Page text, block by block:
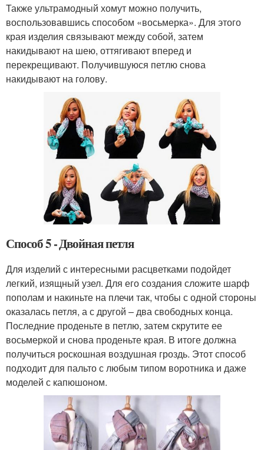
Также ультрамодный хомут можно получить,
воспользовавшись способом «восьмерка». Для этого
края изделия связывают между собой, затем
накидывают на шею, оттягивают вперед и
перекрещивают. Получившуюся петлю снова
накидывают на голову.
Способ 5 - Двойная петля
Для изделий с интересными расцветками подойдет
легкий, изящный узел. Для его создания сложите шарф
пополам и накиньте на плечи так, чтобы с одной стороны
оказалась петля, а с другой – два свободных конца.
Последние проденьте в петлю, затем скрутите ее
восьмеркой и снова проденьте края. В итоге должна
получиться роскошная воздушная гроздь. Этот способ
подходит для пальто с любым типом воротника и даже
моделей с капюшоном.